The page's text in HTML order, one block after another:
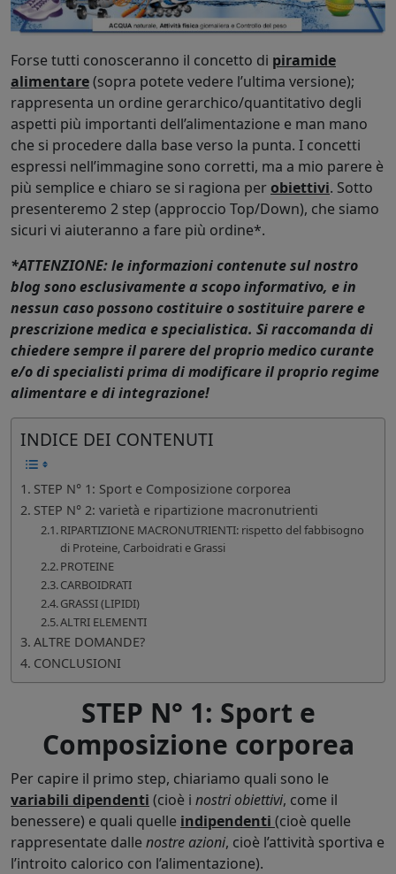
Forse tutti conosceranno il concetto di piramide
alimentare(sopra potete vedere l’ultima versione);
rappresenta un ordine gerarchico/quantitativo degli
aspetti più importanti dell’alimentazione e man mano
che si procedere dalla base verso la punta. I concetti
espressi nell’immagine sono corretti, ma a mio parere è
più semplice e chiaro se si ragiona perobiettivi. Sotto
presenteremo 2 step (approccio Top/Down), che siamo
sicuri vi aiuteranno a fare più ordine*.
*ATTENZIONE: le informazioni contenute sul nostro
blog sono esclusivamente a scopo informativo, e in
nessun caso possono costituire o sostituire parere e
prescrizione medica e specialistica. Si raccomanda di
chiedere sempre il parere del proprio medico curante
e/o di specialisti prima di modificare il proprio regime
alimentare e di integrazione!
INDICE DEI CONTENUTI
STEP N° 1: Sport e Composizione corporea
STEP N° 2: varietà e ripartizione macronutrienti
RIPARTIZIONE MACRONUTRIENTI: rispetto del fabbisogno
di Proteine, Carboidrati e Grassi
PROTEINE
CARBOIDRATI
GRASSI (LIPIDI)
ALTRI ELEMENTI
ALTRE DOMANDE?
CONCLUSIONI
STEP N° 1: Sport e
Composizione corporea
Per capire il primo step, chiariamo quali sono le
variabili dipendenti (cioè i nostri obiettivi, come il
benessere) e quali quelle indipendenti (cioè quelle
rappresentate dalle nostre azioni, cioè l’attività sportiva e
l’introito calorico con l’alimentazione).